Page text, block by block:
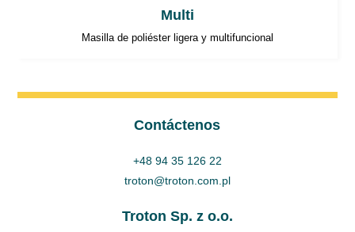
Multi
Masilla de poliéster ligera y multifuncional
Contáctenos
+48 94 35 126 22
troton@troton.com.pl
Troton Sp. z o.o.